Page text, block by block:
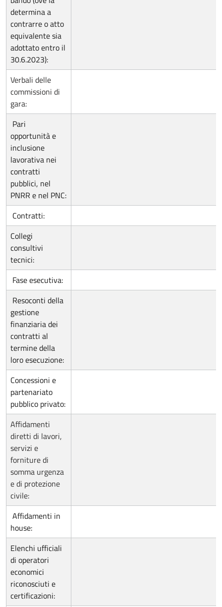
determina a
contrarre o atto
equivalente sia
adottato entro il
30.6.2023):
Verbali delle
commissioni di
gara:
Pari
opportunità e
inclusione
lavorativa nei
contratti
pubblici, nel
PNRR e nel PNC:
Contratti:
Collegi
consultivi
tecnici:
Fase esecutiva:
Resoconti della
gestione
finanziaria dei
contratti al
termine della
loro esecuzione:
Concessioni e
partenariato
pubblico privato:
Affidamenti
diretti di lavori,
servizi e
forniture di
somma urgenza
e di protezione
civile:
Affidamenti in
house:
Elenchi ufficiali
di operatori
economici
riconosciuti e
certificazioni: